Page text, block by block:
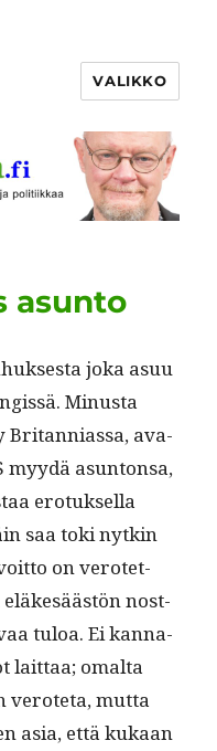
VALIKKO
asunto
joka asuu
Minus­ta
Bri­tan­ni­as­sa, ava­
myy­dä asun­ton­sa,
ero­tuk­sel­la
saa toki nytkin
on verotet­
nos­t­
tuloa. Ei kan­na­
lait­taa; oma­l­ta
verote­ta, mut­ta
asia, että kukaan